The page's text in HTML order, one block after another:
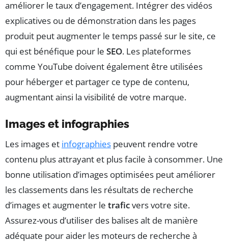
améliorer le taux d’engagement. Intégrer des vidéos
explicatives ou de démonstration dans les pages
produit peut augmenter le temps passé sur le site, ce
qui est bénéfique pour le SEO. Les plateformes
comme YouTube doivent également être utilisées
pour héberger et partager ce type de contenu,
augmentant ainsi la visibilité de votre marque.
Images et infographies
Les images et infographies peuvent rendre votre
contenu plus attrayant et plus facile à consommer. Une
bonne utilisation d’images optimisées peut améliorer
les classements dans les résultats de recherche
d’images et augmenter le traficvers votre site.
Assurez-vous d’utiliser des balises alt de manière
adéquate pour aider les moteurs de recherche à